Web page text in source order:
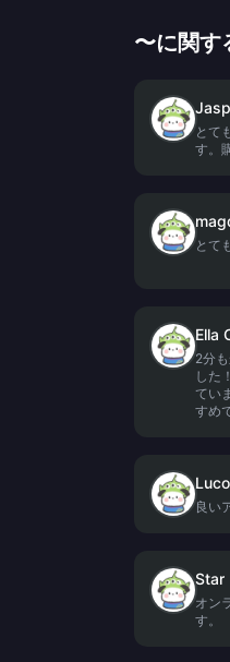
〜に関
とて
す。
とて
Ella
2分
した
てい
すめ
良い
Star
オン
す。